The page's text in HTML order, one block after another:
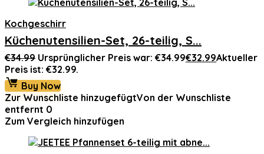
Kochgeschirr
Küchenutensilien-Set, 26-teilig, S...
€34.99 Ursprünglicher Preis war: €34.99€32.99Aktueller
Preis ist: €32.99.
Buy Now
Zur Wunschliste hinzugefügtVon der Wunschliste
entfernt 0
Zum Vergleich hinzufügen